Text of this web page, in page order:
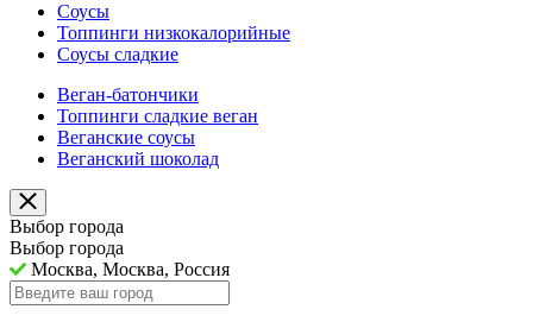
Соусы
Топпинги низкокалорийные
Соусы сладкие
Веган-батончики
Топпинги сладкие веган
Веганские соусы
Веганский шоколад
Выбор города
Выбор города
Москва, Москва, Россия